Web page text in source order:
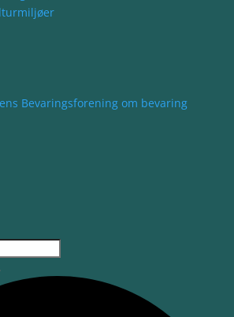
Bevaringsforening om bevaring